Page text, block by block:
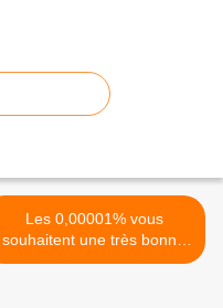
Les 0,00001% vous
souhaitent une très bonne
année >